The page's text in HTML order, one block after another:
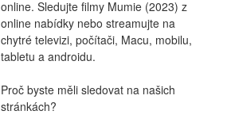
online. Sledujte filmy Mumie (2023) z
online nabídky nebo streamujte na
chytré televizi, počítači, Macu, mobilu,
tabletu a androidu.
Proč byste měli sledovat na našich
stránkách?